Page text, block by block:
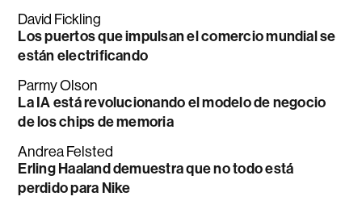
David Fickling
Los puertos que impulsan el comercio mundial se
están electrificando
Parmy Olson
La IA está revolucionando el modelo de negocio
de los chips de memoria
Andrea Felsted
Erling Haaland demuestra que no todo está
perdido para Nike